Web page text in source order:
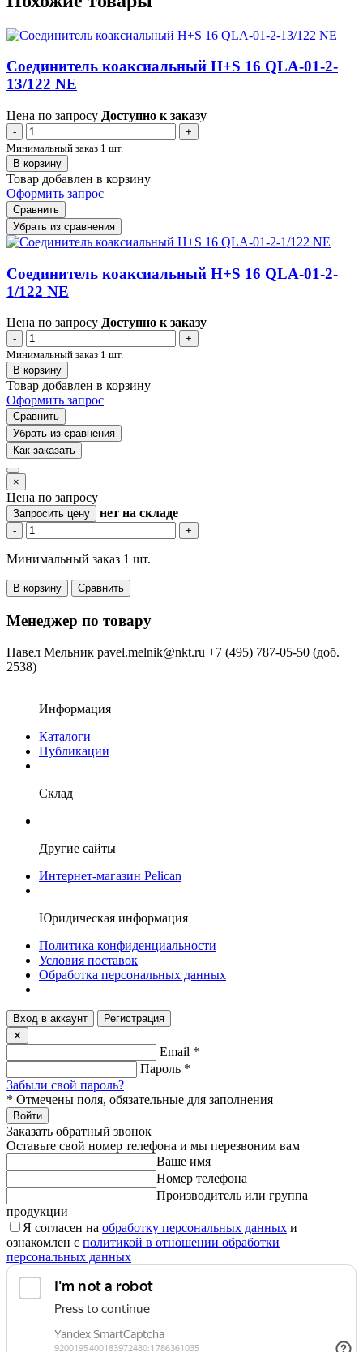
Соединитель коаксиальный H+S 16 QLA-01-2-
13/122 NE
Цена по запросу Доступно к заказу
-
+
Минимальный заказ 1 шт.
В корзину
Товар добавлен в корзину
Оформить запрос
Сравнить
Убрать из сравнения
Соединитель коаксиальный H+S 16 QLA-01-2-
1/122 NE
Цена по запросу Доступно к заказу
-
+
Минимальный заказ 1 шт.
В корзину
Товар добавлен в корзину
Оформить запрос
Сравнить
Убрать из сравнения
Как заказать
×
Цена по запросу
Запросить цену нет на складе
- +
Минимальный заказ 1 шт.
В корзину Сравнить
Менеджер по товару
Павел Мельник pavel.melnik@nkt.ru +7 (495) 787-05-50 (доб.
2538)
Информация
Каталоги
Публикации
Склад
Другие сайты
Интернет-магазин Pelican
Юридическая информация
Политика конфиденциальности
Условия поставок
Обработка персональных данных
Вход в аккаунт
Регистрация
✕
Email *
Пароль *
Забыли свой пароль?
* Отмечены поля, обязательные для заполнения
Войти
Заказать обратный звонок
Оставьте свой номер телефона и мы перезвоним вам
Ваше имя
Номер телефона
Производитель или группа
продукции
Я согласен на обработку персональных данных и
ознакомлен с политикой в отношении обработки
персональных данных